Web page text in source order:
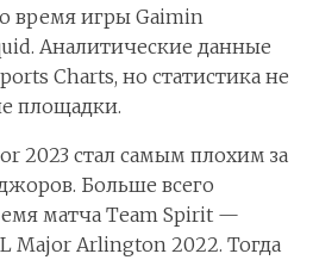
время игры Gaimin
Аналитические данные
Charts, но статистика не
площадки.
2023 стал самым плохим за
Больше всего
матча Team Spirit —
Major Arlington 2022. Тогда